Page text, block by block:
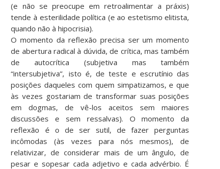
(e não se preocupe em retroalimentar a práxis)
tende à esterilidade política (e ao estetismo elitista,
quando não à hipocrisia).
O momento da reflexão precisa ser um momento
de abertura radical à dúvida, de crítica, mas também
de autocrítica (subjetiva mas também
“intersubjetiva”, isto é, de teste e escrutínio das
posições daqueles com quem simpatizamos, e que
às vezes gostariam de transformar suas posições
em dogmas, de vê-los aceitos sem maiores
discussões e sem ressalvas). O momento da
reflexão é o de ser sutil, de fazer perguntas
incômodas (às vezes para nós mesmos), de
relativizar, de considerar mais de um ângulo, de
pesar e sopesar cada adjetivo e cada advérbio. É